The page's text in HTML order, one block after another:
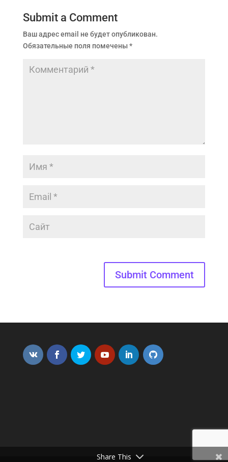
Submit a Comment
Ваш адрес email не будет опубликован.
Обязательные поля помечены*
Submit Comment
Share This